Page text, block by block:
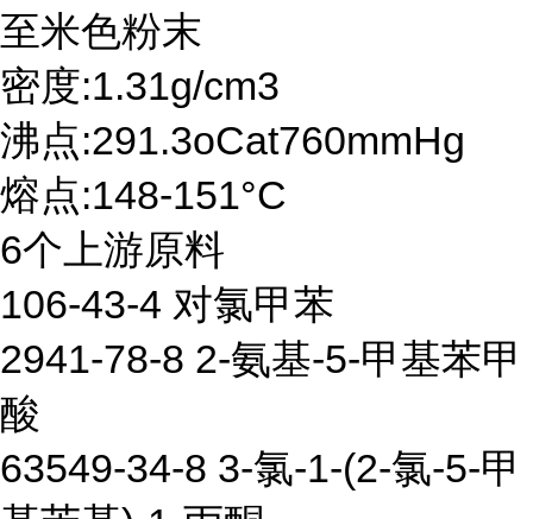
至米色粉末
密度:1.31g/cm3
沸点:291.3oCat760mmHg
熔点:148-151°C
6个上游原料
106-43-4 对氯甲苯
2941-78-8 2-氨基-5-甲基苯甲
酸
63549-34-8 3-氯-1-(2-氯-5-甲